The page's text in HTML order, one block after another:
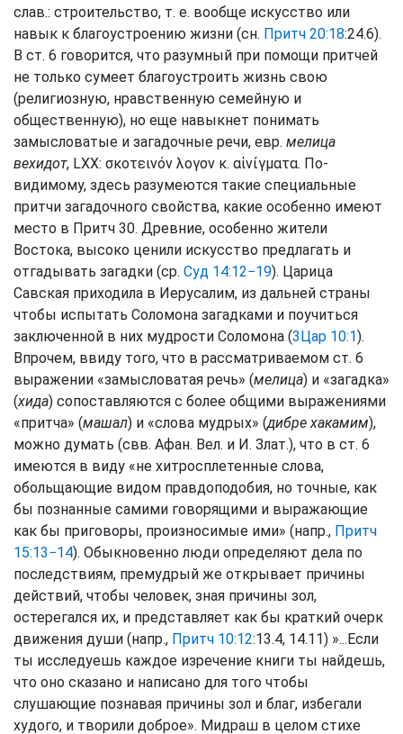
слав.: строительство, т. е. вообще искусство или
навык к благоустроению жизни (сн. Притч 20:18:24.6).
В ст. 6 говорится, что разумный при помощи притчей
не только сумеет благоустроить жизнь свою
(религиозную, нравственную семейную и
общественную), но еще навыкнет понимать
замысловатые и загадочные речи, евр. мелица
вехидот, LXX: σκοτεινόν λογον κ. αἱνίγματα. По-
видимому, здесь разумеются такие специальные
притчи загадочного свойства, какие особенно имеют
место в Притч 30. Древние, особенно жители
Востока, высоко ценили искусство предлагать и
отгадывать загадки (ср. Суд 14:12−19). Царица
Савская приходила в Иерусалим, из дальней страны
чтобы испытать Соломона загадками и поучиться
заключенной в них мудрости Соломона (3Цар 10:1).
Впрочем, ввиду того, что в рассматриваемом ст. 6
выражении «замысловатая речь» (мелица) и «загадка»
(хида) сопоставляются с более общими выражениями
«притча» (машал) и «слова мудрых» (дибре хакамим),
можно думать (свв. Афан. Вел. и И. Злат.), что в ст. 6
имеются в виду «не хитросплетенные слова,
обольщающие видом правдоподобия, но точные, как
бы познанные самими говорящими и выражающие
как бы приговоры, произносимые ими» (напр., Притч
15:13−14). Обыкновенно люди определяют дела по
последствиям, премудрый же открывает причины
действий, чтобы человек, зная причины зол,
остерегался их, и представляет как бы краткий очерк
движения души (напр., Притч 10:12:13.4, 14.11) »...Если
ты исследуешь каждое изречение книги ты найдешь,
что оно сказано и написано для того чтобы
слушающие познавая причины зол и благ, избегали
худого, и творили доброе». Мидраш в целом стихе